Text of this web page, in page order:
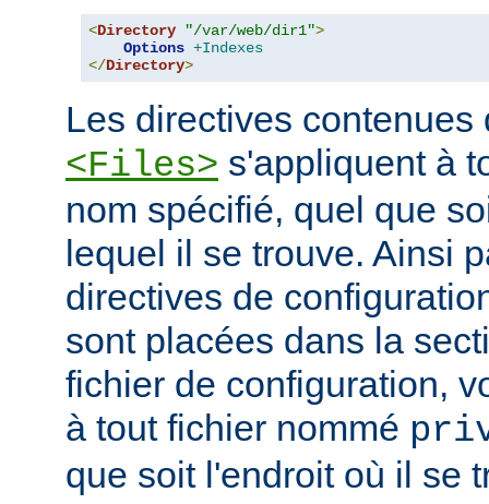
<Directory "/var/web/dir1">
Options +Indexes
</Directory>
Les directives contenues
<Files> s'appliquent à
nom spécifié, quel que
lequel il se trouve. Ainsi
directives de
sont placées dans la
fichier de configuration,
à tout fichier nommé
que soit l'endroit où il se